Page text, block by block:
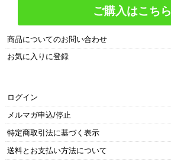
ご購入はこちら
商品についてのお問い合わせ
お気に入りに登録
ログイン
メルマガ申込/停止
特定商取引法に基づく表示
送料とお支払い方法について